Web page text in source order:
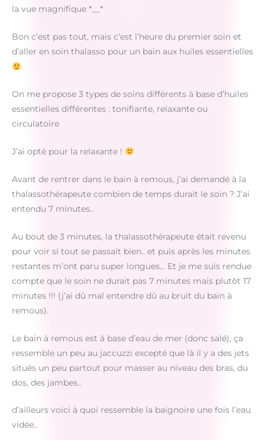
la vue magnifique *__*
Bon c’est pas tout, mais c’est l’heure du premier soin et
d’aller en soin thalasso pour un bain aux huiles essentielles
On me propose 3 types de soins différents à base d’huiles
essentielles différentes : tonifiante, relaxante ou
circulatoire
J’ai opté pour la relaxante !
Avant de rentrer dans le bain à remous, j’ai demandé à la
thalassothérapeute combien de temps durait le soin ? J’ai
entendu 7 minutes..
Au bout de 3 minutes, la thalassothérapeute était revenu
pour voir si tout se passait bien.. et puis après les minutes
restantes m’ont paru super longues… Et je me suis rendue
compte que le soin ne durait pas 7 minutes mais plutôt 17
minutes !!! (j’ai dû mal entendre dû au bruit du bain à
remous).
Le bain à remous est à base d’eau de mer (donc salé), ça
ressemble un peu au jaccuzzi excepté que là il y a des jets
situés un peu partout pour masser au niveau des bras, du
dos, des jambes..
d’ailleurs voici à quoi ressemble la baignoire une fois l’eau
vidée..